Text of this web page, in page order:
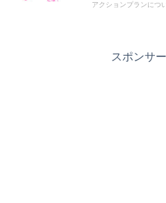
アクションプランにつ
スポンサ